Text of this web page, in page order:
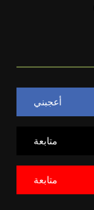
أعجبني
متابعة
متابعة